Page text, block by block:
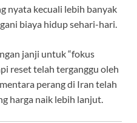
nyata kecuali lebih banyak
biaya hidup sehari-hari.
janji untuk “fokus
reset telah terganggu oleh
perang di Iran telah
harga naik lebih lanjut.